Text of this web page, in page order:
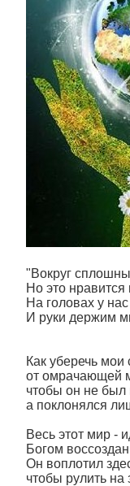
"Вокруг
Но это
На головах у
И руки держим
Как уберечь
от омрачающей
чтобы он не был
а поклонялся
Весь этот мир -
Богом
Он воплотил
чтобы рулить на